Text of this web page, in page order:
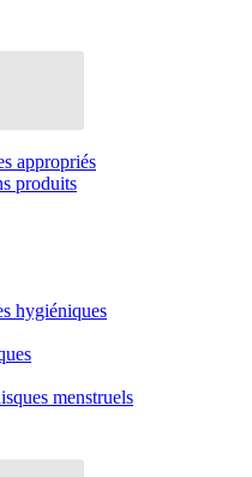
appropriés
produits
hygiéniques
menstruels